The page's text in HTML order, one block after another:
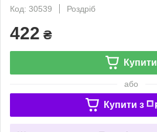
Код: 30539
Роздріб
422 ₴
Купити
або
Купити з